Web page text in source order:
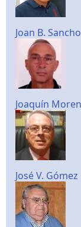
Joan B. Sancho
Joaquín
José V. Gómez